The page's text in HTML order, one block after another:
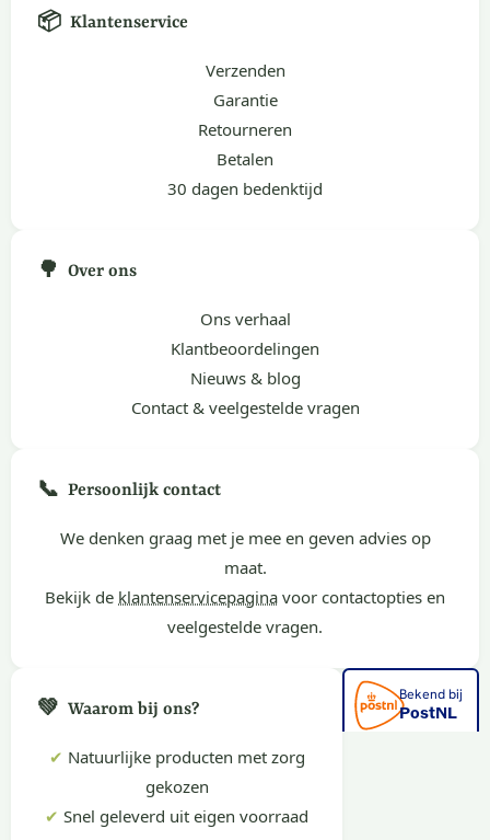
📦 Klantenservice
Verzenden
Garantie
Retourneren
Betalen
30 dagen bedenktijd
🌳 Over ons
Ons verhaal
Klantbeoordelingen
Nieuws & blog
Contact & veelgestelde vragen
📞 Persoonlijk contact
We denken graag met je mee en geven advies op
maat.
Bekijk de klantenservicepagina voor contactopties en
veelgestelde vragen.
💚 Waarom bij ons?
✔ Natuurlijke producten met zorg
gekozen
✔ Snel geleverd uit eigen voorraad